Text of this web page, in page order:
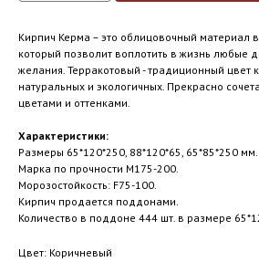
Кирпич Керма – это облицовочный материал
который позволит воплотить в жизнь любые
желания. Терракотовый - традиционный цвет
натуральных и экологичных. Прекрасно
цветами и оттенками.
Характеристики:
Размеры 65*120*250, 88*120*65, 65*85*250 мм.
Марка по прочности М175-200.
Морозостойкость: F75-100.
Кирпич продается поддонами.
Количество в поддоне 444 шт. в размере
Цвет: Коричневый